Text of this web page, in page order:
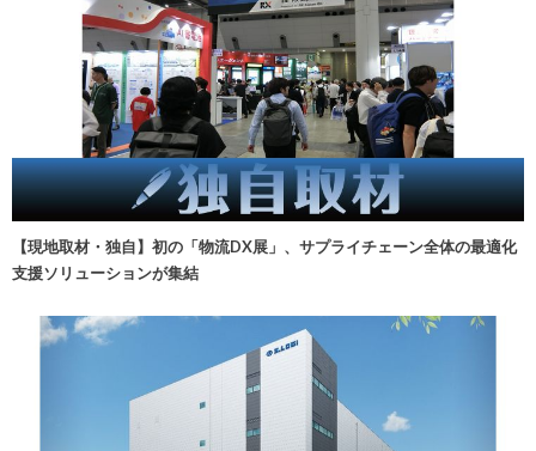
【現地取材・独自】初の「物流DX展」、サプライチェーン全体の最適化
支援ソリューションが集結